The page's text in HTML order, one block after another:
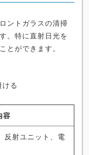
ントガラスの清掃
。特に直射日光を
ことができます。
る
容
反射ユニット、電